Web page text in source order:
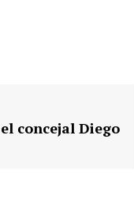
concejal Diego